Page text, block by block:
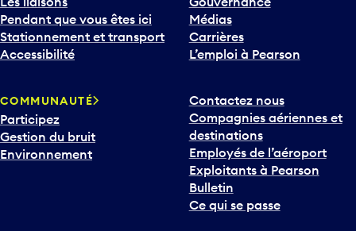
Pendant que vous êtes ici
Stationnement et transport
Accessibilité
Médias
Carrières
L’emploi à Pearson
COMMUNAUTÉ
Participez
Gestion du bruit
Environnement
Contactez nous
Compagnies aériennes et
destinations
Employés de l’aéroport
Exploitants à Pearson
Bulletin
Ce qui se passe